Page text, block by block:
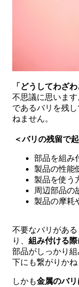
「どうしてわざ
不思議に思いま
であるバリを残
ねません。
＜バリの残留で
部品を組み
製品の性能
製品を使う
周辺部品の
製品の摩耗
不要なバリがあ
り、 組み付ける
部品がしっかり
下にも繋がりかね
しかも金属のバ